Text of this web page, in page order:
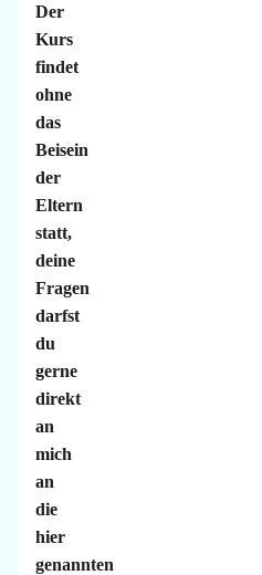
Der
Kurs
findet
ohne
das
Beisein
der
Eltern
statt,
deine
Fragen
darfst
du
gerne
direkt
an
mich
an
die
hier
genannten